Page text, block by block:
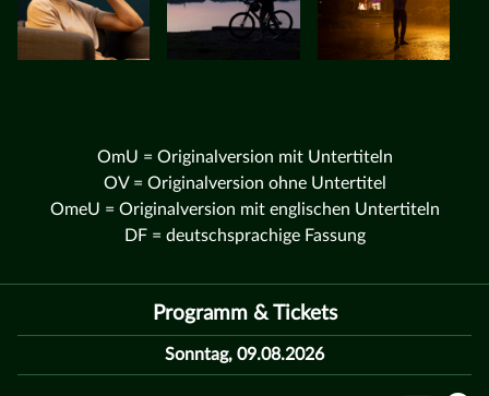
OmU = Originalversion mit Untertiteln
OV = Originalversion ohne Untertitel
OmeU = Originalversion mit englischen Untertiteln
DF = deutschsprachige Fassung
Programm & Tickets
Sonntag, 09.08.2026